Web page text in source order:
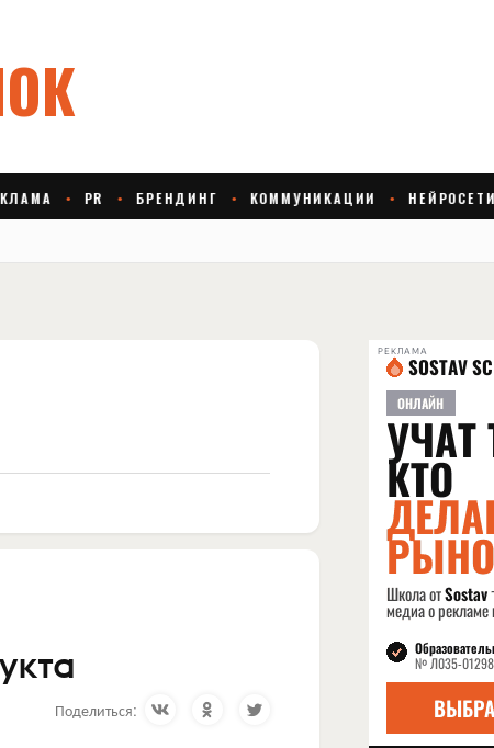
Поделиться:
РЕКЛАМА